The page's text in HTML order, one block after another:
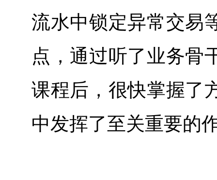
流水中锁定异常交易
点，通过听了业务骨
课程后，很快掌握了
中发挥了至关重要的